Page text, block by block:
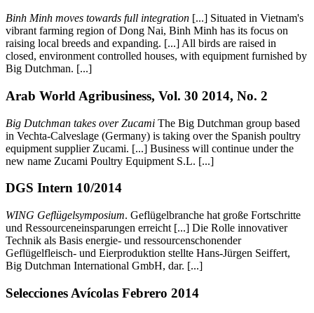
Binh Minh moves towards full integration [...] Situated in Vietnam's
vibrant farming region of Dong Nai, Binh Minh has its focus on
raising local breeds and expanding. [...] All birds are raised in
closed, environment controlled houses, with equipment furnished by
Big Dutchman. [...]
Arab World Agribusiness, Vol. 30 2014, No. 2
Big Dutchman takes over Zucami The Big Dutchman group based
in Vechta-Calveslage (Germany) is taking over the Spanish poultry
equipment supplier Zucami. [...] Business will continue under the
new name Zucami Poultry Equipment S.L. [...]
DGS Intern 10/2014
WING Geflügelsymposium. Geflügelbranche hat große Fortschritte
und Ressourceneinsparungen erreicht [...] Die Rolle innovativer
Technik als Basis energie- und ressourcenschonender
Geflügelfleisch- und Eierproduktion stellte Hans-Jürgen Seiffert,
Big Dutchman International GmbH, dar. [...]
Selecciones Avícolas Febrero 2014